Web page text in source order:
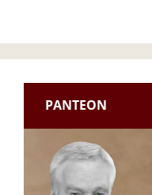
PANTEON